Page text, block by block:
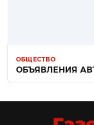
ОБЩЕСТВО
ОБЪЯВЛЕНИЯ